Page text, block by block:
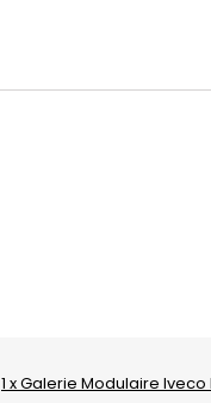
1 x Galerie Modulaire Iveco